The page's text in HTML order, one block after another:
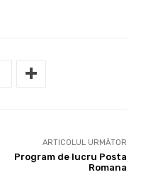
ARTICOLUL URMĂTOR
Program de lucru Posta
Romana